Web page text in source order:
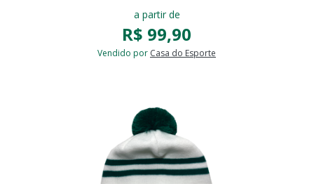
a partir de
R$ 99,90
Vendido por Casa do Esporte